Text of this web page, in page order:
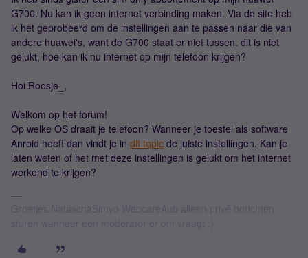
G700. Nu kan ik geen internet verbinding maken. Via de site heb
ik het geprobeerd om de instellingen aan te passen naar die van
andere huawei's, want de G700 staat er niet tussen. dit is niet
gelukt, hoe kan ik nu internet op mijn telefoon krijgen?
Hoi Roosje_,
Welkom op het forum!
Op welke OS draait je telefoon? Wanneer je toestel als software
Anroid heeft dan vindt je in dit topic de juiste instellingen. Kan je
laten weten of het met deze instellingen is gelukt om het internet
werkend te krijgen?